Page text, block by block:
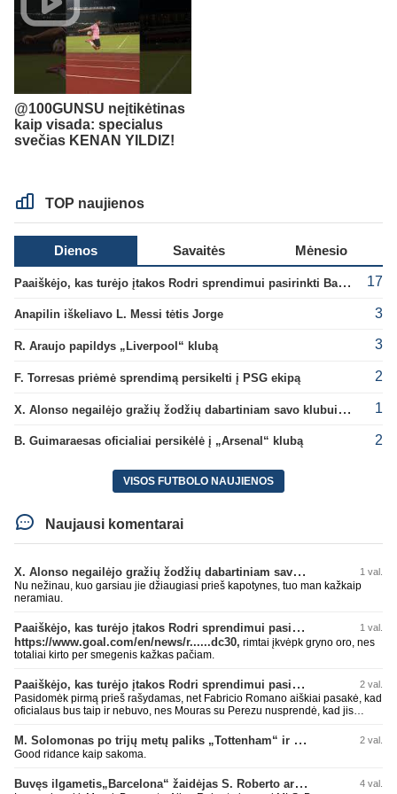
@100GUNSU neįtikėtinas
kaip visada: specialus
svečias KENAN YILDIZ!
TOP naujienos
Dienos Savaitės Mėnesio
Paaiškėjo, kas turėjo įtakos Rodri sprendimui pasirinkti Barselonos pusę 17
Anapilin iškeliavo L. Messi tėtis Jorge 3
R. Araujo papildys „Liverpool“ klubą 3
F. Torresas priėmė sprendimą persikelti į PSG ekipą 2
X. Alonso negailėjo gražių žodžių dabartiniam savo klubui „Chelsea“ 1
B. Guimaraesas oficialiai persikėlė į „Arsenal“ klubą 2
VISOS FUTBOLO NAUJIENOS
Naujausi komentarai
X. Alonso negailėjo gražių žodžių dabartiniam savo klubui „Chelsea“ 1 val.
Nu nežinau, kuo garsiau jie džiaugiasi prieš kapotynes, tuo man kažkaip
neramiau.
Paaiškėjo, kas turėjo įtakos Rodri sprendimui pasirinkti Barselonos pusę 1 val.
https://www.goal.com/en/news/r......dc30, rimtai įkvėpk gryno oro, nes
totaliai kirto per smegenis kažkas pačiam.
Paaiškėjo, kas turėjo įtakos Rodri sprendimui pasirinkti Barselonos pusę 2 val.
Pasidomėk pirmą prieš rašydamas, net Fabricio Romano aiškiai pasakė, kad
oficialaus bus taip ir nebuvo, nes Mouras su Perezu nusprendė, kad jis
surasti info ar buvo oficialus bid. Atsakymas: Ne, oficialaus raštiško
pasiūlymo (official bid) Madrido „Real“ Mančesterio „City“ klubui už Rodri dar
nepateikė. ​Nors žiniasklaidoje (pvz., The Athletic, Diario AS) garsiai kalbama
kontaktus su žaidėjo stovykla ar „City“ vadovais, oficialus formalus
M. Solomonas po trijų metų paliks „Tottenham“ ir papildys „West Ham“ klubą 2 val.
Good ridance kaip sakoma.
Buvęs ilgametis„Barcelona“ žaidėjas S. Roberto artėja link persikėlimo į MLS 4 val.